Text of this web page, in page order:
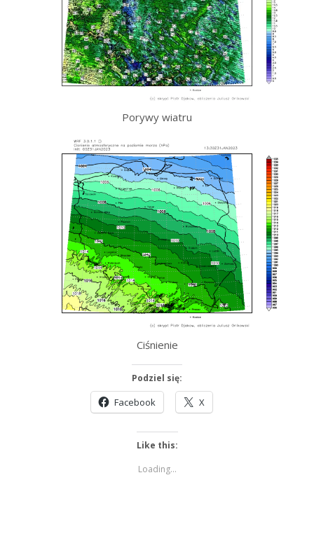
Porywy wiatru
Ciśnienie
Podziel się:
Facebook X
Like this:
Loading...